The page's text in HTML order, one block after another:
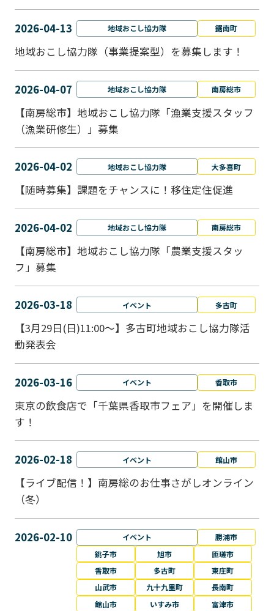
2026-04-13 地域おこし協力隊 鋸南町
地域おこし協力隊（事業提案型）を募集します！
2026-04-07 地域おこし協力隊 南房総市
【南房総市】地域おこし協力隊「漁業支援スタッフ
（漁業研修生）」募集
2026-04-02 地域おこし協力隊 大多喜町
【随時募集】課題をチャンスに！移住定住促進
2026-04-02 地域おこし協力隊 南房総市
【南房総市】地域おこし協力隊「農業支援スタッ
フ」募集
2026-03-18 イベント 多古町
【3月29日(日)11:00～】多古町地域おこし協力隊活
動発表会
2026-03-16 イベント 香取市
東京の飲食店で「千葉県香取市フェア」を開催しま
す！
2026-02-18 イベント 館山市
【ライブ配信！】南房総のお仕事さがしオンライン
（冬）
2026-02-10 イベント
勝浦市
銚子市
旭市
匝瑳市
香取市
多古町
東庄町
山武市
九十九里町
長南町
館山市
いすみ市
富津市